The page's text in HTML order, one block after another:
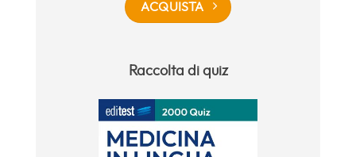
ACQUISTA
Raccolta di quiz